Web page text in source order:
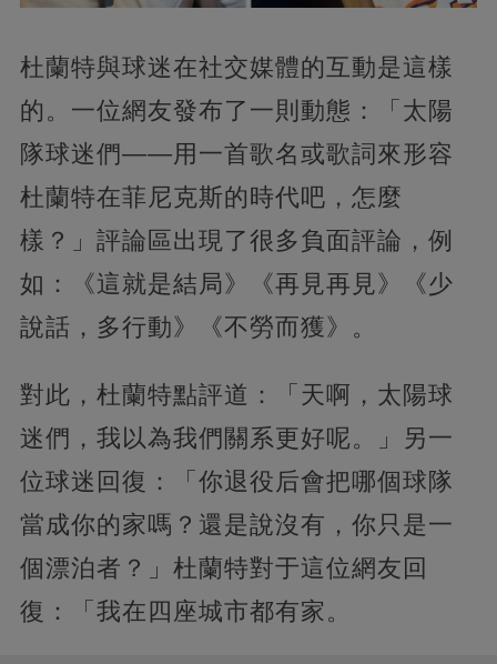
杜蘭特與球迷在社交媒體的互動是這樣
的。一位網友發布了一則動態：「太陽
隊球迷們——用一首歌名或歌詞來形容
杜蘭特在菲尼克斯的時代吧，怎麼
樣？」評論區出現了很多負面評論，例
如：《這就是結局》《再見再見》《少
說話，多行動》《不勞而獲》。
對此，杜蘭特點評道：「天啊，太陽球
迷們，我以為我們關系更好呢。」另一
位球迷回復：「你退役后會把哪個球隊
當成你的家嗎？還是說沒有，你只是一
個漂泊者？」杜蘭特對于這位網友回
復：「我在四座城市都有家。